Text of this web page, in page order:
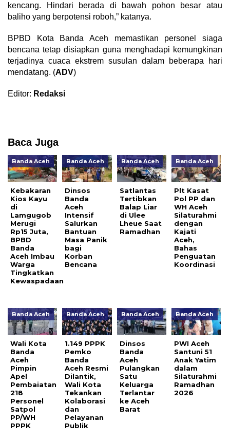
kencang. Hindari berada di bawah pohon besar atau
baliho yang berpotensi roboh,” katanya.
BPBD Kota Banda Aceh memastikan personel siaga
bencana tetap disiapkan guna menghadapi kemungkinan
terjadinya cuaca ekstrem susulan dalam beberapa hari
mendatang. (ADV)
Editor: Redaksi
Baca Juga
Banda Aceh
Kebakaran
Kios Kayu
di
Lamgugob
Merugi
Rp15 Juta,
BPBD
Banda
Aceh Imbau
Warga
Tingkatkan
Kewaspadaan
Banda Aceh
Dinsos
Banda
Aceh
Intensif
Salurkan
Bantuan
Masa Panik
bagi
Korban
Bencana
Banda Aceh
Satlantas
Tertibkan
Balap Liar
di Ulee
Lheue Saat
Ramadhan
Banda Aceh
Plt Kasat
Pol PP dan
WH Aceh
Silaturahmi
dengan
Kajati
Aceh,
Bahas
Penguatan
Koordinasi
Banda Aceh
Wali Kota
Banda
Aceh
Pimpin
Apel
Pembaiatan
218
Personel
Satpol
PP/WH
PPPK
Banda Aceh
1.149 PPPK
Pemko
Banda
Aceh Resmi
Dilantik,
Wali Kota
Tekankan
Kolaborasi
dan
Pelayanan
Publik
Banda Aceh
Dinsos
Banda
Aceh
Pulangkan
Satu
Keluarga
Terlantar
ke Aceh
Barat
Banda Aceh
PWI Aceh
Santuni 51
Anak Yatim
dalam
Silaturahmi
Ramadhan
2026